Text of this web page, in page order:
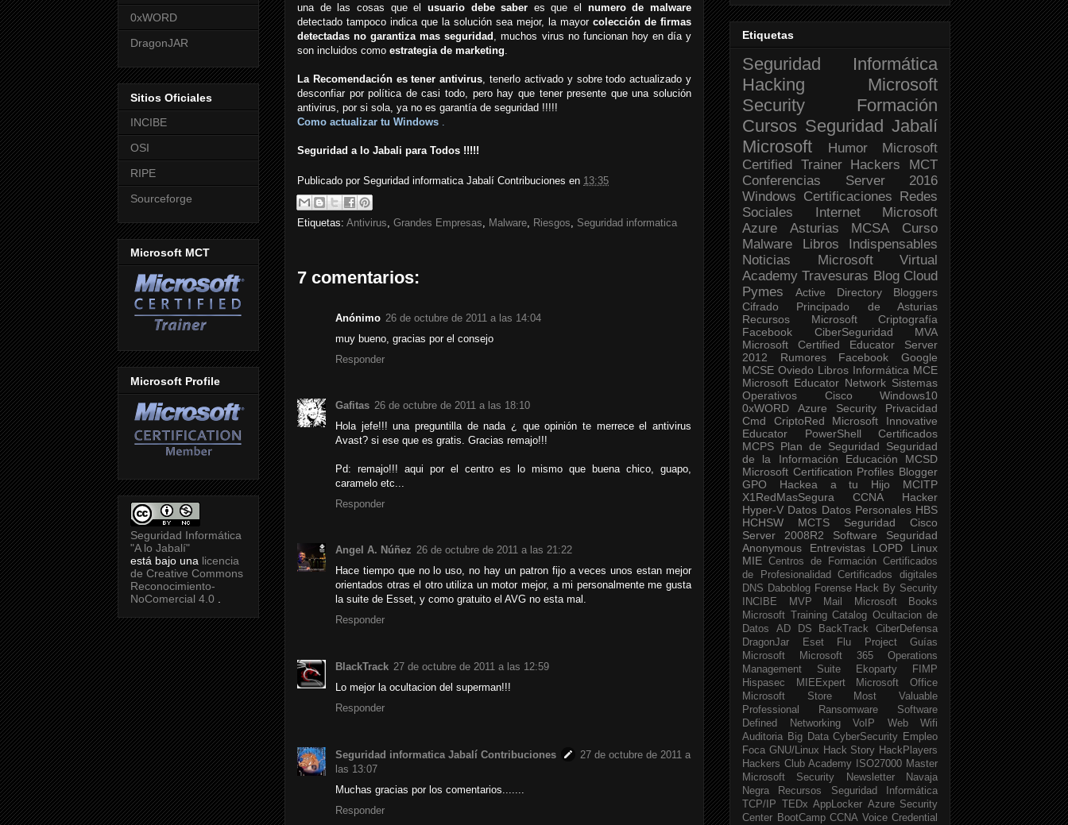
una de las cosas que el usuario debe saber es que el numero de malware
detectado tampoco indica que la solución sea mejor, la mayor colección de firmas
detectadas no garantiza mas seguridad
, muchos virus no funcionan hoy en día y
son incluidos como estrategia de marketing
La Recomendación es tener antivirus , tenerlo activado y sobre todo actualizado y
desconfiar por política de casi todo, pero hay que tener presente que una solución
antivirus, por si sola, ya no es garantía de seguridad !!!!!
Como actualizar tu Windows
Seguridad a lo Jabali para Todos !!!!!
Publicado por Seguridad informatica Jabalí Contribuciones en 13:35
Etiquetas: Antivirus Grandes Empresas Malware Riesgos Seguridad informatica
7 comentarios:
Anónimo 26 de octubre de 2011 a las 14:04
muy bueno, gracias por el consejo
Responder
Gafitas 26 de octubre de 2011 a las 18:10
Hola jefe!!! una preguntilla de nada ¿ que opinión te merrece el antivirus
Avast? si ese que es gratis. Gracias remajo!!!
Pd: remajo!!! aqui por el centro es lo mismo que buena chico, guapo,
caramelo etc...
Responder
Angel A. Núñez 26 de octubre de 2011 a las 21:22
Hace tiempo que no lo uso, no hay un patron fijo a veces unos estan mejor
orientados otras el otro utiliza un motor mejor, a mi personalmente me gusta
la suite de Esset, y como gratuito el AVG no esta mal.
Responder
BlackTrack 27 de octubre de 2011 a las 12:59
Lo mejor la ocultacion del superman!!!
Responder
Seguridad informatica Jabalí Contribuciones
27 de octubre de 2011 a
las 13:07
Muchas gracias por los comentarios.......
Responder
0xWORD
DragonJAR
Sitios Oficiales
INCIBE
OSI
RIPE
Sourceforge
Microsoft MCT
Microsoft Profile
Seguridad Informática
"A lo Jabalí"
está bajo una licencia
de Creative Commons
Reconocimiento-
NoComercial 4.0
Etiquetas
Seguridad Informática
Hacking
Microsoft
Security
Formación
Cursos Seguridad Jabalí
Microsoft
Humor
Microsoft
Certified Trainer Hackers
MCT
Conferencias
Server 2016
Windows Certificaciones Redes
Sociales
Internet
Microsoft
Azure
Asturias MCSA
Curso
Malware
Libros Indispensables
Noticias
Microsoft Virtual
Academy Travesuras Blog Cloud
Pymes
Active Directory
Bloggers
Cifrado
Principado de Asturias
Recursos Microsoft
Criptografía
Facebook
CiberSeguridad
MVA
Microsoft Certified Educator
Server
2012
Rumores Facebook
Google
MCSE Oviedo Libros Informática MCE
Microsoft Educator Network Sistemas
Operativos
Cisco
Windows10
0xWORD
Azure Security
Privacidad
Cmd
CriptoRed
Microsoft Innovative
Educator
PowerShell
Certificados
MCPS Plan de Seguridad
Seguridad
de la Información
Educación
MCSD
Microsoft Certification Profiles Blogger
GPO
Hackea a tu Hijo
MCITP
X1RedMasSegura
CCNA
Hacker
Hyper-V Datos Datos Personales HBS
HCHSW
MCTS
Seguridad Cisco
Server 2008R2
Software Seguridad
Anonymous
Entrevistas LOPD
Linux
MIE Centros de Formación Certificados
de Profesionalidad
Certificados digitales
DNS Daboblog Forense Hack By Security
INCIBE
MVP Mail
Microsoft Books
Microsoft Training Catalog Ocultacion de
Datos
AD DS BackTrack
CiberDefensa
DragonJar
Eset Flu Project
Guías
Microsoft
Microsoft 365
Operations
Management Suite
Ekoparty
FIMP
Hispasec
MIEExpert
Microsoft Office
Microsoft Store
Most Valuable
Professional
Ransomware
Software
Defined Networking
VoIP Web
Wifi
Auditoria Big Data CyberSecurity Empleo
Foca GNU/Linux Hack Story HackPlayers
Hackers Club Academy
ISO27000 Master
Microsoft Security Newsletter
Navaja
Negra
Recursos Seguridad Informática
TCP/IP
TEDx AppLocker Azure Security
Center BootCamp CCNA Voice Credential